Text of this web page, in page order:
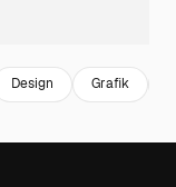
Design Grafik